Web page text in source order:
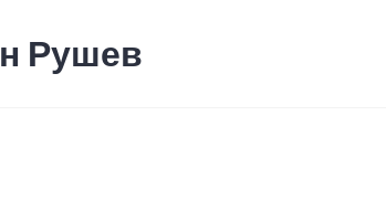
Рушев